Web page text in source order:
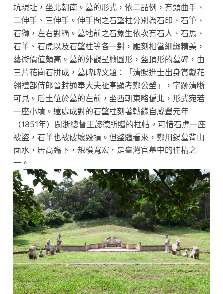
坑現址，坐北朝南。墓的形式，依二品例，有頭曲手、
二伸手、三伸手。伸手間之石望柱分別為石印、石筆、
石獅，左右對稱。墓地前之石象生依次有石人、石馬、
石羊、石虎以及石望柱等各一對，雕刻相當細緻精美，
藝術價值頗高。墓的外觀呈橢圓形，盔頂形的墓碑，由
三片花崗石拼成，墓碑碑文題：「清賜進士出身賞戴花
翎禮部侍郎晉封通奉大夫祉亭顯考鄭公塋」，字跡清晰
可見。后土位於墓的左前，坐西朝東略偏北，形式宛若
一座小墳。遠處成對的石望柱刻著轉錄自咸豐元年
（1851年）閩浙總督王懿德所贈的柱帖。可惜石虎一座
被盜，石羊也被破壞毀損。但整體看來，鄭用錫墓背山
面水，居高臨下，規模寬宏，是臺灣官墓中的佳構之
一。